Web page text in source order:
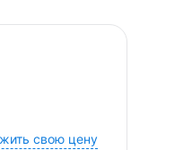
свою цену